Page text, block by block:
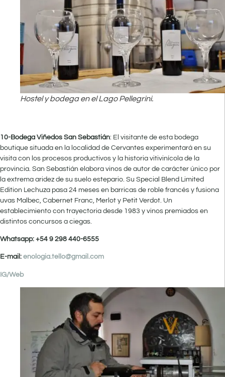
Hostel y bodega en el Lago Pellegrini.
10-Bodega Viñedos San Sebastián: El visitante de esta bodega
boutique situada en la localidad de Cervantes experimentará en su
visita con los procesos productivos y la historia vitivinícola de la
provincia. San Sebastián elabora vinos de autor de carácter único por
la extrema aridez de su suelo estepario. Su Special Blend Limited
Edition Lechuza pasa 24 meses en barricas de roble francés y fusiona
uvas Malbec, Cabernet Franc, Merlot y Petit Verdot. Un
establecimiento con trayectoria desde 1983 y vinos premiados en
distintos concursos a ciegas.
Whatsapp: +54 9 298 440-6555
E-mail: enologia.tello@gmail.com
IG/Web